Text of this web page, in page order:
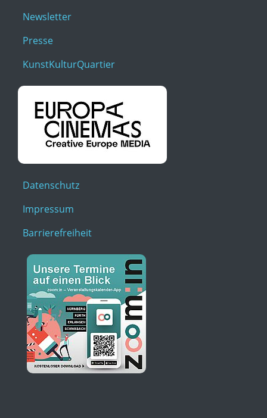
Newsletter
Presse
KunstKulturQuartier
Datenschutz
Impressum
Barrierefreiheit